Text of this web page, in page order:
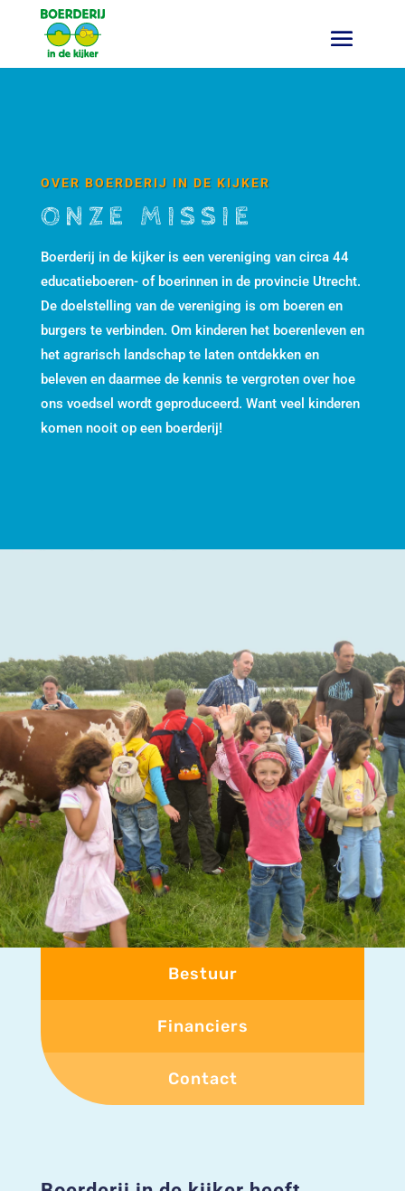
OVER BOERDERIJ IN DE KIJKER
ONZE MISSIE
Boerderij in de kijker is een vereniging van circa 44
educatieboeren- of boerinnen in de provincie Utrecht.
De doelstelling van de vereniging is om boeren en
burgers te verbinden. Om kinderen het boerenleven en
het agrarisch landschap te laten ontdekken en
beleven en daarmee de kennis te vergroten over hoe
ons voedsel wordt geproduceerd. Want veel kinderen
komen nooit op een boerderij!
Bestuur
Financiers
Contact